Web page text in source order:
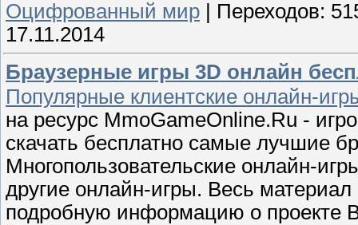
Оцифрованный мир | Переходов:
17.11.2014
Браузерные игры 3D онлайн
Популярные клиентские онлайн-
на ресурс MmoGameOnline.Ru -
скачать бесплатно самые лучшие
Многопользовательские онлайн-
другие онлайн-игры. Весь
подробную информацию о проекте